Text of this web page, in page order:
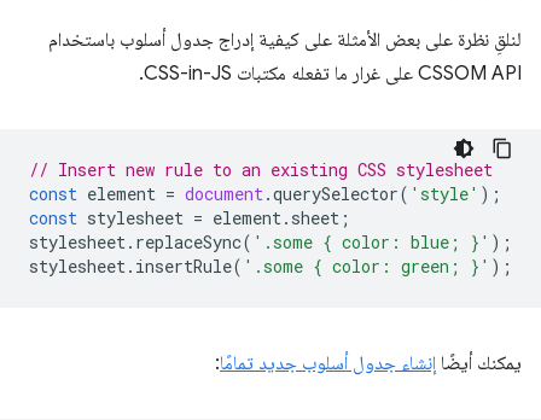
لنلقِ نظرة على بعض الأمثلة على كيفية إدراج جدول أسلوب باستخدام
CSSOM API على غرار ما تفعله مكتبات CSS-in-JS.
// Insert new rule to an existing CSS stylesheet
const element = document.querySelector( 'style' );
const stylesheet = element. sheet ;
stylesheet. replaceSync( '.some { color: blue; }' );
stylesheet. insertRule( '.some { color: green; }' );
يمكنك أيضًا إنشاء جدول أسلوب جديد تمامًا: